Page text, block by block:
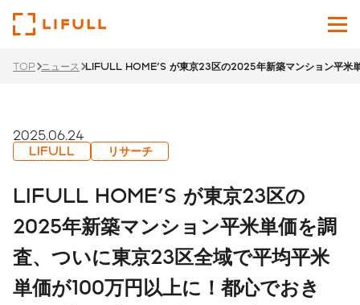
採用サイト
サービス
サステナビリティ
TOP ニュース LIFULL HOME'S が東京23区の2025年新築マンション平米
2025.06.24
LIFULL リサーチ
LIFULL HOME'S が東京23区の
2025年新築マンション平米単価を調
査、ついに東京23区全域で平均平米
単価が100万円以上に！都心でおき